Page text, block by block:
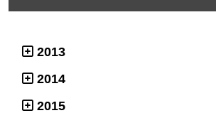
2013
2014
2015